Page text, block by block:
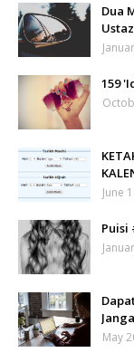
Dua
159
June
Puisi
May